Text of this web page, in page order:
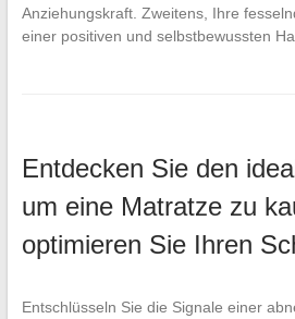
Anziehungskraft. Zweitens, Ihre
einer positiven und selbstbewussten
Entdecken Sie den
um eine Matratze zu
optimieren Sie Ihren
Entschlüsseln Sie die Signale einer